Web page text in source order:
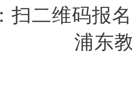
扫二维码报名
浦东